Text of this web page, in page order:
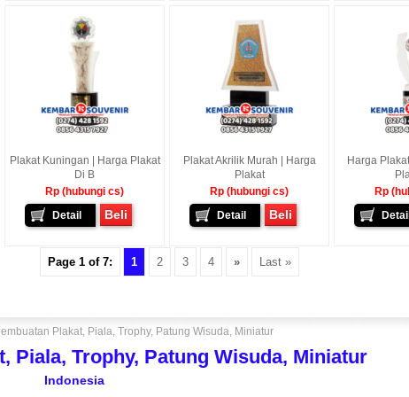
Plakat Kuningan | Harga Plakat
Di B
Rp (hubungi cs)
Detail
Beli
Plakat Akrilik Murah | Harga
Plakat
Rp (hubungi cs)
Detail
Beli
Harga
Rp
Detail
Page 1 of 7: 1 2 3 4 » Last »
Plakat, Piala, Trophy, Patung Wisuda, Miniatur
Piala, Trophy, Patung Wisuda, Miniatur
Indonesia